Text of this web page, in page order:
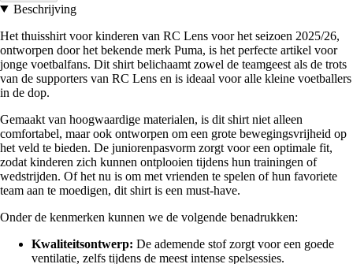
Beschrijving
Het thuisshirt voor kinderen van RC Lens voor het seizoen 2025/26,
ontworpen door het bekende merk Puma, is het perfecte artikel voor
jonge voetbalfans. Dit shirt belichaamt zowel de teamgeest als de trots
van de supporters van RC Lens en is ideaal voor alle kleine voetballers
in de dop.
Gemaakt van hoogwaardige materialen, is dit shirt niet alleen
comfortabel, maar ook ontworpen om een grote bewegingsvrijheid op
het veld te bieden. De juniorenpasvorm zorgt voor een optimale fit,
zodat kinderen zich kunnen ontplooien tijdens hun trainingen of
wedstrijden. Of het nu is om met vrienden te spelen of hun favoriete
team aan te moedigen, dit shirt is een must-have.
Onder de kenmerken kunnen we de volgende benadrukken:
Kwaliteitsontwerp: De ademende stof zorgt voor een goede
ventilatie, zelfs tijdens de meest intense spelsessies.